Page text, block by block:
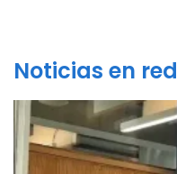
Noticias en red